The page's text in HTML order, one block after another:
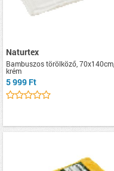
Naturtex
Bambuszos törölköző, 70x140cm,
krém
5 999 Ft